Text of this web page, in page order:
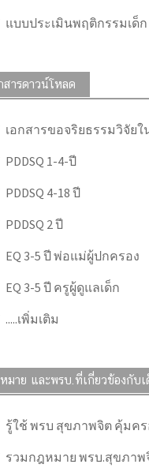
แบบประเมินพฤติกรรมเด็ก
สารดาวน์โหลด
เอกสารขอจริยธรรมวิจัย
PDDSQ 1-4-ปี
PDDSQ 4-18 ปี
PDDSQ 2 ปี
EQ 3-5 ปี พ่อแม่ผู้ปกครอง
EQ 3-5 ปี ครูผู้ดูแลเด็ก
.....เพิ่มเติม
มาย และพรบ.ที่เกี่ยวข้องกับเ
รู้ใช้ พรบ สุขภาพจิต คุ้มค
รวมกฎหมาย พรบ.สุขภาพ